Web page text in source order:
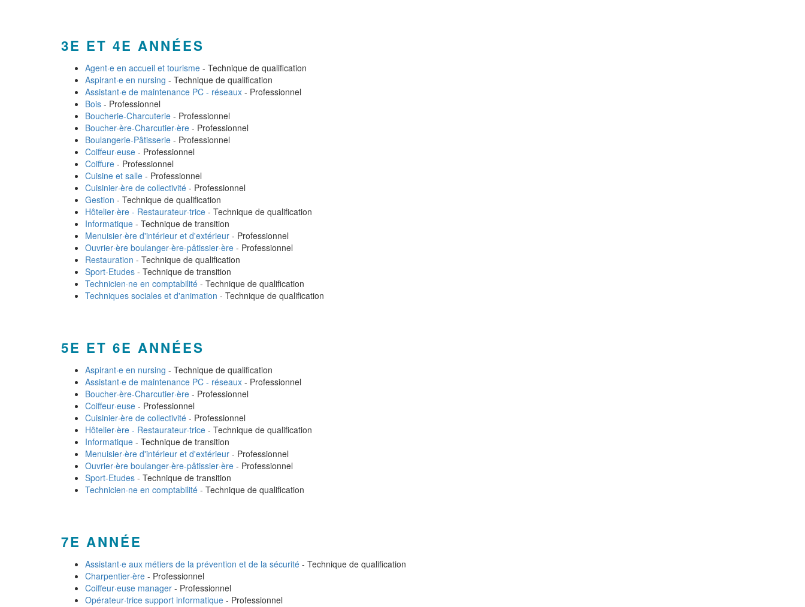
3E ET 4E ANNÉES
Agent·e en accueil et tourisme - Technique de qualification
Aspirant·e en nursing - Technique de qualification
Assistant·e de maintenance PC - réseaux - Professionnel
Bois - Professionnel
Boucherie-Charcuterie - Professionnel
Boucher·ère-Charcutier·ère - Professionnel
Boulangerie-Pâtisserie - Professionnel
Coiffeur·euse - Professionnel
Coiffure - Professionnel
Cuisine et salle - Professionnel
Cuisinier·ère de collectivité - Professionnel
Gestion - Technique de qualification
Hôtelier·ère - Restaurateur·trice - Technique de qualification
Informatique - Technique de transition
Menuisier·ère d'intérieur et d'extérieur - Professionnel
Ouvrier·ère boulanger·ère-pâtissier·ère - Professionnel
Restauration - Technique de qualification
Sport-Etudes - Technique de transition
Technicien·ne en comptabilité - Technique de qualification
Techniques sociales et d'animation - Technique de qualification
5E ET 6E ANNÉES
Aspirant·e en nursing - Technique de qualification
Assistant·e de maintenance PC - réseaux - Professionnel
Boucher·ère-Charcutier·ère - Professionnel
Coiffeur·euse - Professionnel
Cuisinier·ère de collectivité - Professionnel
Hôtelier·ère - Restaurateur·trice - Technique de qualification
Informatique - Technique de transition
Menuisier·ère d'intérieur et d'extérieur - Professionnel
Ouvrier·ère boulanger·ère-pâtissier·ère - Professionnel
Sport-Etudes - Technique de transition
Technicien·ne en comptabilité - Technique de qualification
7E ANNÉE
Assistant·e aux métiers de la prévention et de la sécurité - Technique de qualification
Charpentier·ère - Professionnel
Coiffeur·euse manager - Professionnel
Opérateur·trice support informatique - Professionnel